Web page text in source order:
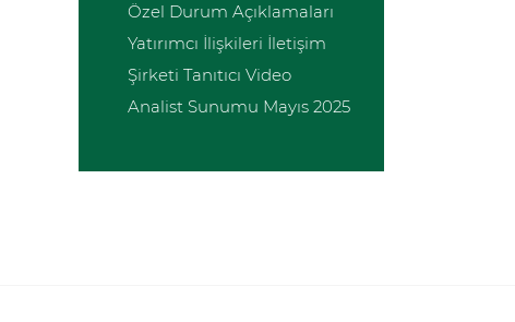
Özel Durum Açıklamaları
Yatırımcı İlişkileri İletişim
Şirketi Tanıtıcı Video
Analist Sunumu Mayıs 2025